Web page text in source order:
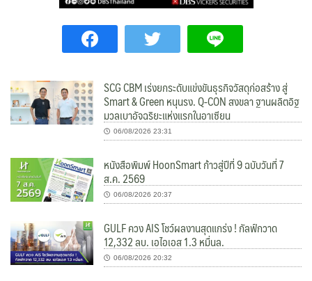
SCG CBM เร่งยกระดับแข่งขันธุรกิจวัสดุก่อสร้าง สู่
Smart & Green หนุนรง. Q-CON สงขลา ฐานผลิตอิฐ
มวลเบาอัจฉริยะแห่งแรกในอาเซียน
06/08/2026 23:31
หนังสือพิมพ์ HoonSmart ก้าวสู่ปีที่ 9 ฉบับวันที่ 7
ส.ค. 2569
06/08/2026 20:37
GULF ควง AIS โชว์ผลงานสุดแกร่ง ! กัลฟ์กวาด
12,332 ลบ. เอไอเอส 1.3 หมื่นล.
06/08/2026 20:32